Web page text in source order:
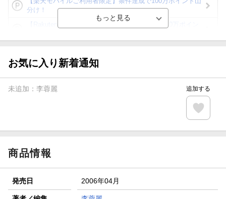
分け！
が当たる！
楽天モバイル紹介キャンペーンの拡散で300円OFFクーポン
条件達成で楽天限定・宝塚歌劇 宙組貸切公演ペアチケット
お気に入り新着通知
未追加： 李蓉麗 追加する
商品情報
発売日 2006年04月